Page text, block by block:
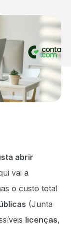
abrir
vai a
o custo total
(Junta
licenças,